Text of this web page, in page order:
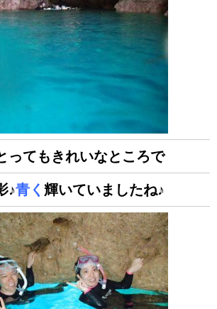
ってもきれいなところで
♪青く 輝いていましたね♪